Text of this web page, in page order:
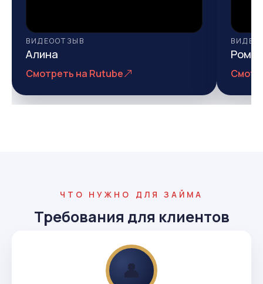
ВИДЕООТЗЫВ
Алина
Смотреть на Rutube
ЧТО НУЖНО ДЛЯ ЗАЙМА
Требования для клиентов
👤